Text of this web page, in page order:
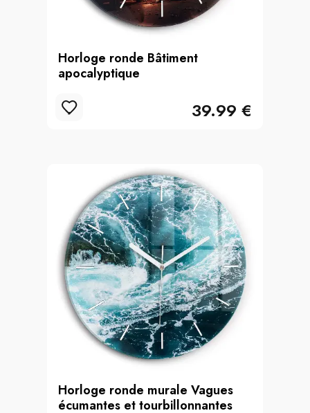
Horloge ronde Bâtiment
apocalyptique
39.99 €
Horloge ronde murale Vagues
écumantes et tourbillonnantes